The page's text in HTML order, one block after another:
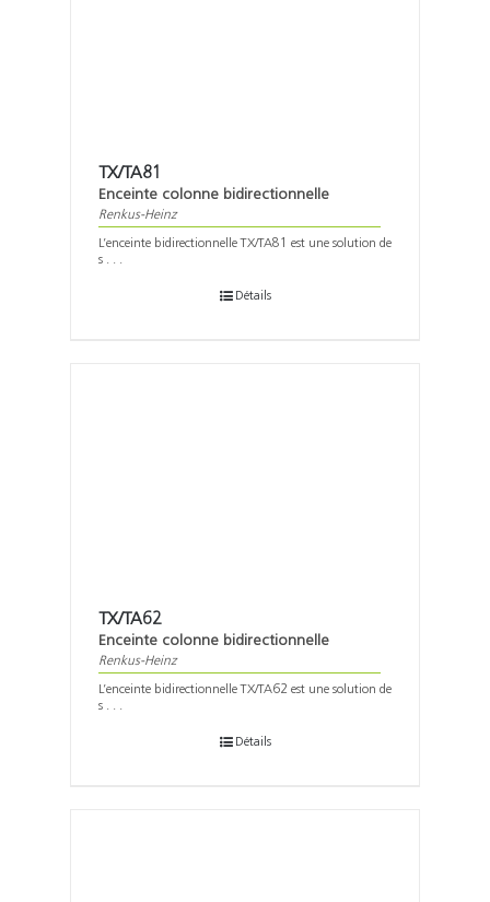
TX/TA81
Enceinte colonne bidirectionnelle
Renkus-Heinz
L’enceinte bidirectionnelle TX/TA81 est une solution de
s . . .
Détails
TX/TA62
Enceinte colonne bidirectionnelle
Renkus-Heinz
L’enceinte bidirectionnelle TX/TA62 est une solution de
s . . .
Détails